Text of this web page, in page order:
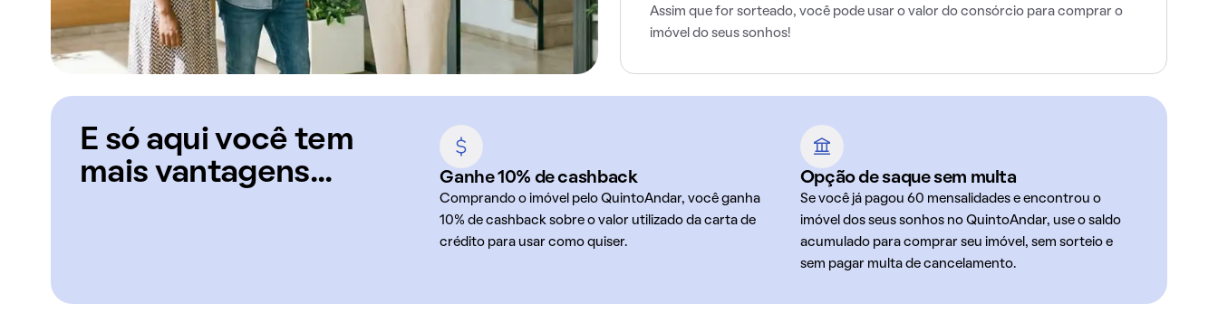
Assim que for sorteado, você pode usar o valor do consórcio para comprar o
imóvel do seus sonhos!
E só aqui você tem
mais vantagens...
Ganhe 10% de cashback
Comprando o imóvel pelo QuintoAndar, você ganha
10% de cashback sobre o valor utilizado da carta de
crédito para usar como quiser.
Opção de saque sem multa
Se você já pagou 60 mensalidades e encontrou o
imóvel dos seus sonhos no QuintoAndar, use o saldo
acumulado para comprar seu imóvel, sem sorteio e
sem pagar multa de cancelamento.